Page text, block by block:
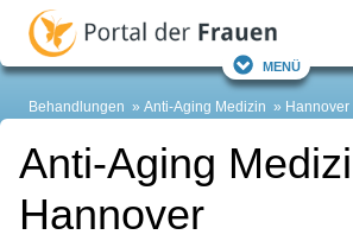
Menü
Behandlungen Anti-Aging Medizin Hannover
Anti-Aging
Hannover